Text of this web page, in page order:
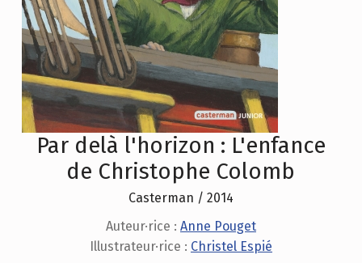
Par delà l'horizon : L'enfance
de Christophe Colomb
Casterman / 2014
Auteur·rice : Anne Pouget
Illustrateur·rice : Christel Espié